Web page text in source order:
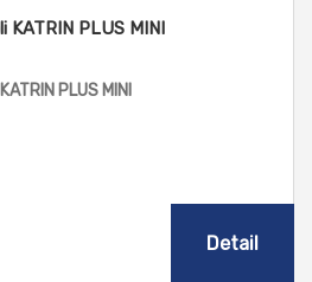
PLUS MINI
PLUS MINI
Detail